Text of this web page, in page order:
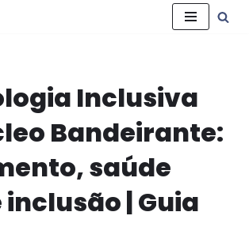
Inclusiva
Bandeirante:
saúde
| Guia